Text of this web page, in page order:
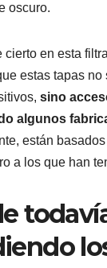
oscuro.
cierto en esta
estas tapas
sino
algunos
están
a los que han